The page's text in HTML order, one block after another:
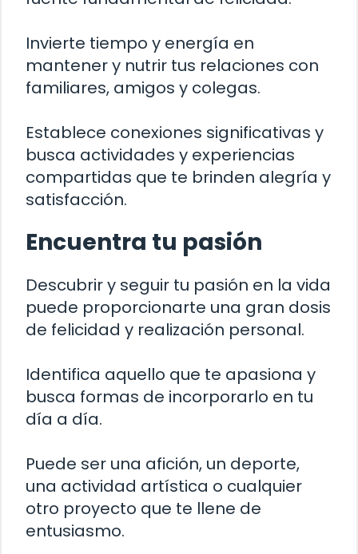
Invierte tiempo y energía en
mantener y nutrir tus relaciones con
familiares, amigos y colegas.
Establece conexiones significativas y
busca actividades y experiencias
compartidas que te brinden alegría y
satisfacción.
Encuentra tu pasión
Descubrir y seguir tu pasión en la vida
puede proporcionarte una gran dosis
de felicidad y realización personal.
Identifica aquello que te apasiona y
busca formas de incorporarlo en tu
día a día.
Puede ser una afición, un deporte,
una actividad artística o cualquier
otro proyecto que te llene de
entusiasmo.